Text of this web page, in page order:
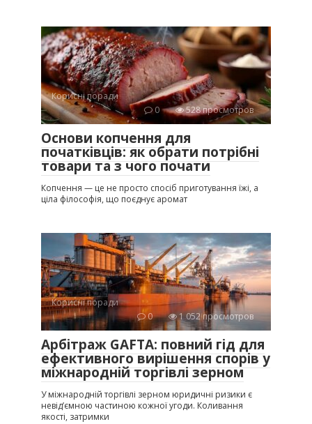
Корисні поради
0
528 просмотров
Основи копчення для
початківців: як обрати потрібні
товари та з чого почати
Копчення — це не просто спосіб приготування їжі, а
ціла філософія, що поєднує аромат
Корисні поради
0
1 052 просмотров
Арбітраж GAFTA: повний гід для
ефективного вирішення спорів у
міжнародній торгівлі зерном
У міжнародній торгівлі зерном юридичні ризики є
невід’ємною частиною кожної угоди. Коливання
якості, затримки